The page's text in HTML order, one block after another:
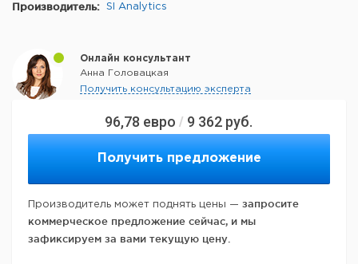
96,78 евро / 9 362 руб.
Получить предложение
Производитель может поднять цены — запросите
коммерческое предложение сейчас, и мы
зафиксируем за вами текущую цену.
Производитель: SI Analytics
Онлайн консультант
Анна Головацкая
Получить консультацию эксперта